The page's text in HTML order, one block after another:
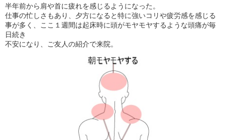
半年前から肩や首に疲れを感じるようになった。
仕事の忙しさもあり、夕方になると特に強いコリや疲労感を感じる
事が多く、ここ１週間は起床時に頭がモヤモヤするような頭痛が毎
日続き
不安になり、ご友人の紹介で来院。